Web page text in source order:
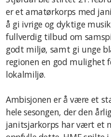
er et amatørkorps med
å gi ivrige og dyktige
fullverdig tilbud om
godt miljø, samt gi unge
regionen en god
lokalmiljø.
Ambisjonen er å være et
hele sesongen, der den
janitsjarkorps har vært et